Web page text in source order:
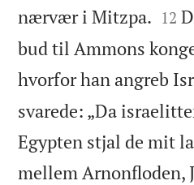
nærvær i Mitzpa. 

12
bud til Ammons
hvorfor han angreb
svarede: „Da
Egypten stjal de mit
mellem Arnonfloden,